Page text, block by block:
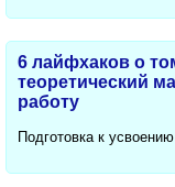
6 лайфхаков о
теоретический
работу
Подготовка к